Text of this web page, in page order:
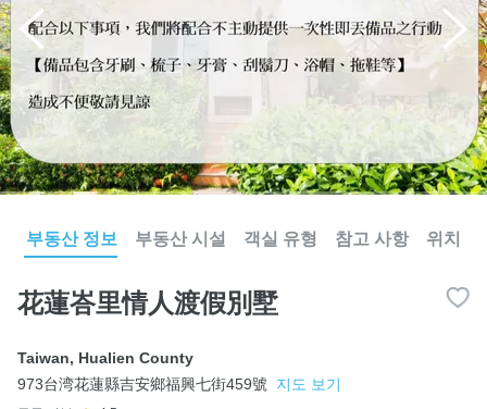
부동산 정보 부동산 시설 객실 유형 참고 사항 위치
花蓮峇里情人渡假別墅
Taiwan, Hualien County
973台湾花蓮縣吉安鄉福興七街459號
지도 보기